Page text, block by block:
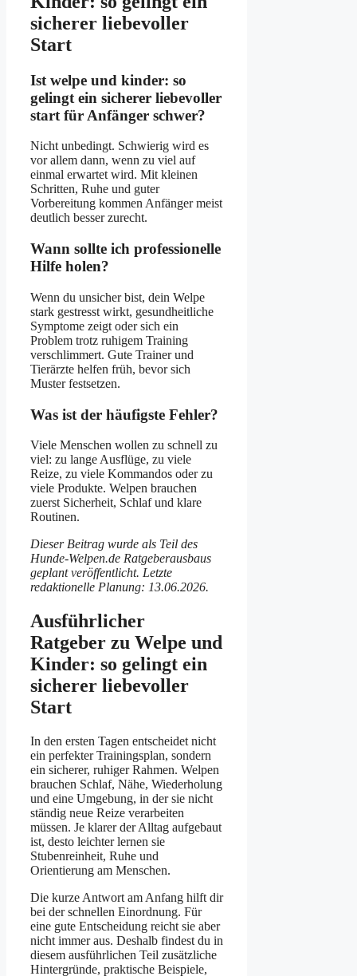
sicherer liebevoller
Start
Ist welpe und kinder: so
gelingt ein sicherer liebevoller
start für Anfänger schwer?
Nicht unbedingt. Schwierig wird es
vor allem dann, wenn zu viel auf
einmal erwartet wird. Mit kleinen
Schritten, Ruhe und guter
Vorbereitung kommen Anfänger meist
deutlich besser zurecht.
Wann sollte ich professionelle
Hilfe holen?
Wenn du unsicher bist, dein Welpe
stark gestresst wirkt, gesundheitliche
Symptome zeigt oder sich ein
Problem trotz ruhigem Training
verschlimmert. Gute Trainer und
Tierärzte helfen früh, bevor sich
Muster festsetzen.
Was ist der häufigste Fehler?
Viele Menschen wollen zu schnell zu
viel: zu lange Ausflüge, zu viele
Reize, zu viele Kommandos oder zu
viele Produkte. Welpen brauchen
zuerst Sicherheit, Schlaf und klare
Routinen.
Dieser Beitrag wurde als Teil des
Hunde-Welpen.de Ratgeberausbaus
geplant veröffentlicht. Letzte
redaktionelle Planung: 13.06.2026.
Ausführlicher
Ratgeber zu Welpe und
Kinder: so gelingt ein
sicherer liebevoller
Start
In den ersten Tagen entscheidet nicht
ein perfekter Trainingsplan, sondern
ein sicherer, ruhiger Rahmen. Welpen
brauchen Schlaf, Nähe, Wiederholung
und eine Umgebung, in der sie nicht
ständig neue Reize verarbeiten
müssen. Je klarer der Alltag aufgebaut
ist, desto leichter lernen sie
Stubenreinheit, Ruhe und
Orientierung am Menschen.
Die kurze Antwort am Anfang hilft dir
bei der schnellen Einordnung. Für
eine gute Entscheidung reicht sie aber
nicht immer aus. Deshalb findest du in
diesem ausführlichen Teil zusätzliche
Hintergründe, praktische Beispiele,